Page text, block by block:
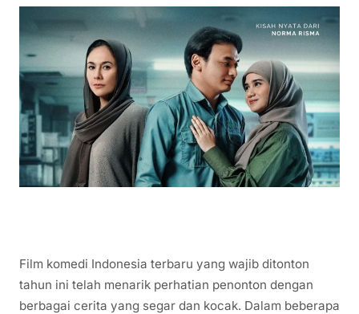
Film komedi Indonesia terbaru yang wajib ditonton
tahun ini telah menarik perhatian penonton dengan
berbagai cerita yang segar dan kocak. Dalam beberapa